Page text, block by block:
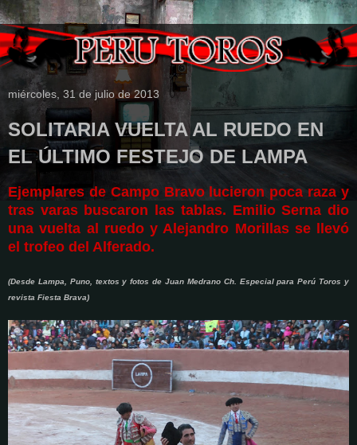
miércoles, 31 de julio de 2013
SOLITARIA VUELTA AL RUEDO EN
EL ÚLTIMO FESTEJO DE LAMPA
Ejemplares de Campo Bravo lucieron poca raza y
tras varas buscaron las tablas. Emilio Serna dio
una vuelta al ruedo y Alejandro Morillas se llevó
el trofeo del Alferado.
(Desde Lampa, Puno, textos y fotos de Juan Medrano Ch. Especial para Perú Toros y
revista Fiesta Brava)